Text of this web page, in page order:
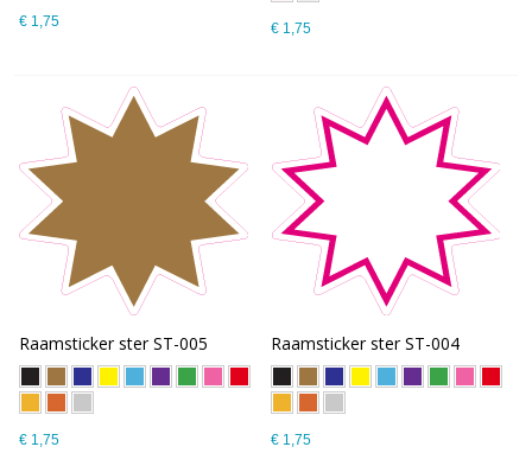
€ 1,75 € 1,75
Raamsticker ster ST-005
€ 1,75
Raamsticker ster ST-004
€ 1,75